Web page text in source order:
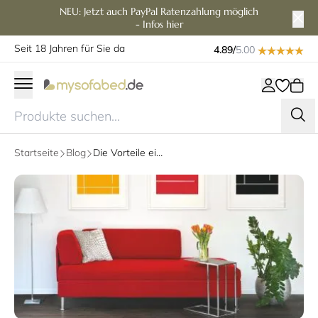
NEU: Jetzt auch PayPal Ratenzahlung möglich
- Infos hier
Seit 18 Jahren für Sie da
4.89/5.00
Startseite Blog Die Vorteile eines Schlafsofas zu Weihnachten für Übernachtungsgäste